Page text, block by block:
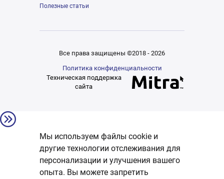
Полезные статьи
Все права защищены ©2018 - 2026
Политика конфиденциальности
Техническая поддержка
сайта
Мы используем файлы cookie и
другие технологии отслеживания для
персонализации и улучшения вашего
опыта. Вы можете запретить